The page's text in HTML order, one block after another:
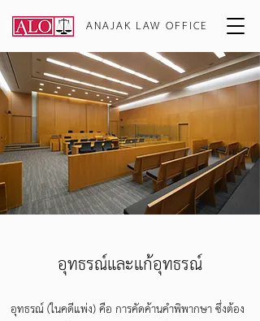
ANAJAK LAW OFFICE
อุทธรณ์และแก้อุทธรณ์
อุทธรณ์ (ในคดีแพ่ง) คือ การคัดค้านคำพิพากษา ซึ่งต้อง